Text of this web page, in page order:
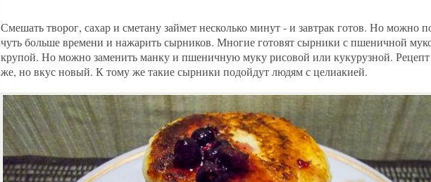
Смешать творог, сахар и сметану займет несколько минут - и завтрак готов. Но можно
чуть больше времени и нажарить сырников. Многие готовят сырники с пшеничной
крупой. Но можно заменить манку и пшеничную муку рисовой или кукурузной.
же, но вкус новый. К тому же такие сырники подойдут людям с целиакией.